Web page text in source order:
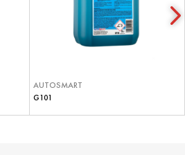
AUTOSMART
G101